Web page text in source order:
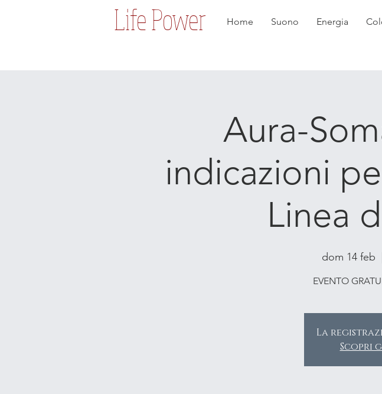
Home Suono Energia
Life Power
Aura-
indicazioni
Linea
dom 14 feb
EVENTO
La
Scopri